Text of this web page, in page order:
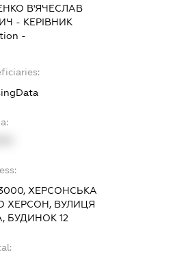
В'ЯЧЕСЛАВ
- КЕРІВНИК
-
ХЕРСОНСЬКА
ХЕРСОН, ВУЛИЦЯ
БУДИНОК 12